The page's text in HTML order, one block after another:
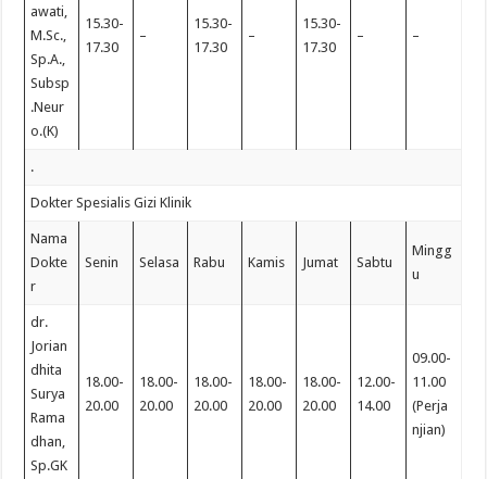
awati,
M.Sc.,
Sp.A.,
Subsp
.Neur
o.(K)
15.30-
17.30
–
15.30-
17.30
–
15.30-
17.30
– –
.
Dokter Spesialis Gizi Klinik
Nama
Dokte
r
Senin Selasa Rabu Kamis Jumat Sabtu
Mingg
u
dr.
Jorian
dhita
Surya
Rama
dhan,
Sp.GK
18.00-
20.00
18.00-
20.00
18.00-
20.00
18.00-
20.00
18.00-
20.00
12.00-
14.00
09.00-
11.00
(Perja
njian)